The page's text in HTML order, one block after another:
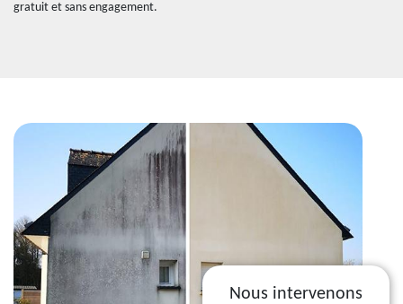
gratuit et sans engagement.
Nous intervenons